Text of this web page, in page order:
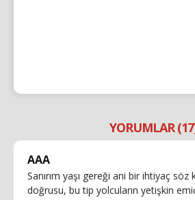
YORUMLAR
AAA
Sanırım yaşı gereği ani bir ihtiyaç söz
doğrusu, bu tip yolcuların yetişkin